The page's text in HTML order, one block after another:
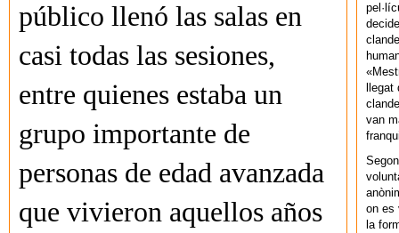
público llenó las salas en
casi todas las sesiones,
entre quienes estaba un
grupo importante de
personas de edad avanzada
que vivieron aquellos años
van
on es
la